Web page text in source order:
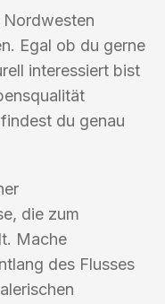
Nordwesten
Egal ob du gerne
interessiert bist
du genau
die zum
Mache
des Flusses